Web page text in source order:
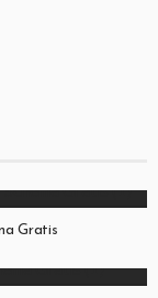
Gratis